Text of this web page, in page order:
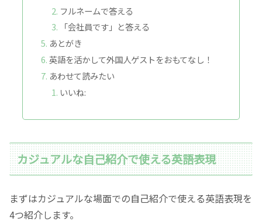
フルネームで答える
「会社員です」と答える
あとがき
英語を活かして外国人ゲストをおもてなし！
あわせて読みたい
いいね:
カジュアルな自己紹介で使える英語表現
まずはカジュアルな場面での自己紹介で使える英語表現を
4つ紹介します。